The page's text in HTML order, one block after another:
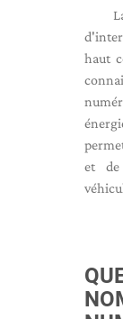
haut
et de